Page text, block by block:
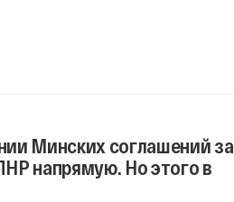
Минских соглашений за
напрямую. Но этого в